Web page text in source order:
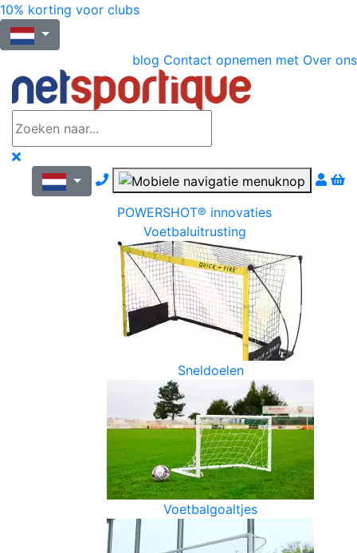
10% korting voor clubs
blog Contact opnemen met Over ons
Nous contacter par téléphone
POWERSHOT® innovaties
Voetbaluitrusting
Sneldoelen
Voetbalgoaltjes